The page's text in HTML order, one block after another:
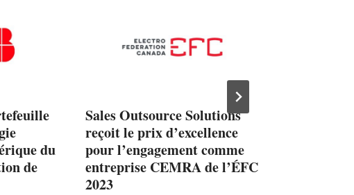
du
de
Sales Outsource Solutions
reçoit le prix d’excellence
pour l’engagement comme
entreprise CEMRA de l’ÉFC
2023